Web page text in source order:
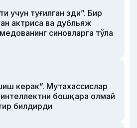
учун туғилган эди”. Бир
актриса ва дубльяж
синовларга тўла
керак”. Мутахассислар
бошқара олмай
билдирди